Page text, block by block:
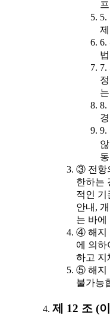
5.
6.
7.
8.
9.
③ 전항
한하는
적인 기
안내,
는 바에
④ 해지
에 의하
하고 지
⑤ 해지
불가능
제 12 조 (